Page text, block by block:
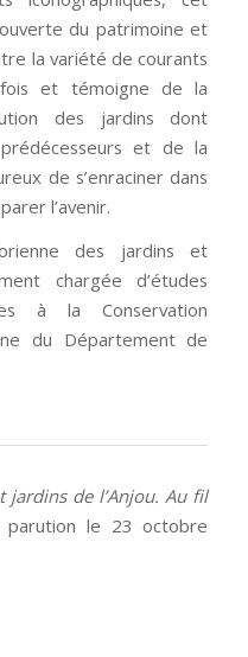
du patrimoine et
la variété de courants
et témoigne de la
des jardins dont
et de la
de s’enraciner dans
l’avenir.
des jardins et
chargée d’études
à la Conservation
du Département de
jardins de l’Anjou. Au fil
le 23 octobre